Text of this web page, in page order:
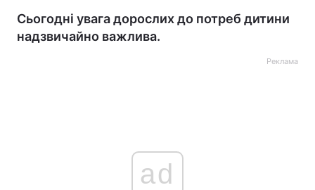
Сьогодні увага дорослих до потреб дитини
надзвичайно важлива.
Реклама
ad